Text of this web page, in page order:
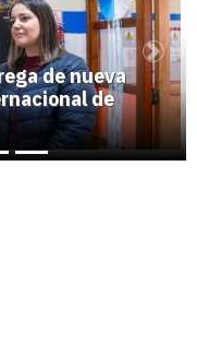
de nueva
de
Next